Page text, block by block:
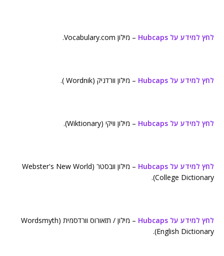
לחץ למידע על Hubcaps – מילון Vocabulary.com.
לחץ למידע על Hubcaps – מילון וורדניק (Wordnik ).
לחץ למידע על Hubcaps – מילון וויקי (Wiktionary).
לחץ למידע על Hubcaps
– מילון וובסטר (Webster's New World
College Dictionary).
לחץ למידע על Hubcaps
– מילון / תזאורוס וורדסמית (Wordsmyth
English Dictionary).